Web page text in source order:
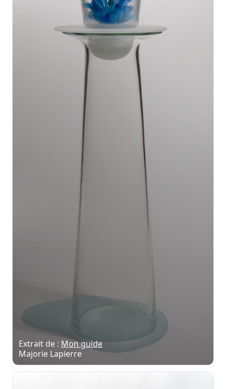
Extrait de : Mon guide
Majorie Lapierre